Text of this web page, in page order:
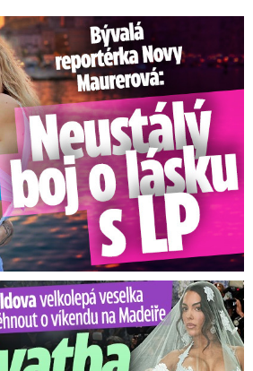
Neustálý boj o lásku s ...
na Madeiře: Svatba plná zákazů!